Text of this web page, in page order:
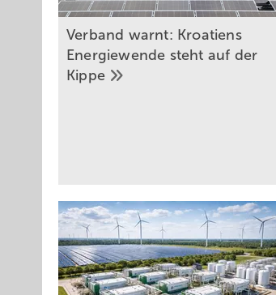
Verband warnt: Kroatiens
Energiewende steht auf der
Kippe